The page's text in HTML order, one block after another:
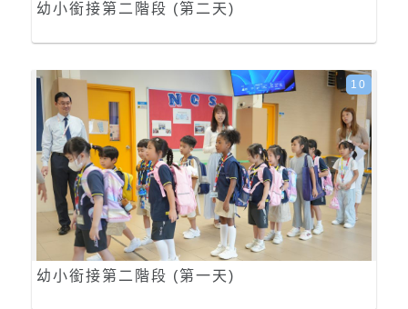
幼小銜接第二階段 (第二天)
幼小銜接第二階段 (第一天)
10